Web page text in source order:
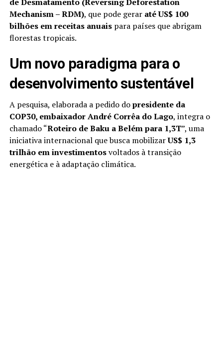
Mechanism – RDM), que pode gerar até US$ 100
bilhões em receitas anuaispara países que abrigam
florestas tropicais.
Um novo paradigma para o
desenvolvimento sustentável
A pesquisa, elaborada a pedido dopresidente da
COP30, embaixador André Corrêa do Lago, integra o
chamado “Roteiro de Baku a Belém para 1,3T”, uma
iniciativa internacional que busca mobilizarUS$ 1,3
trilhão em investimentosvoltados à transição
energética e à adaptação climática.